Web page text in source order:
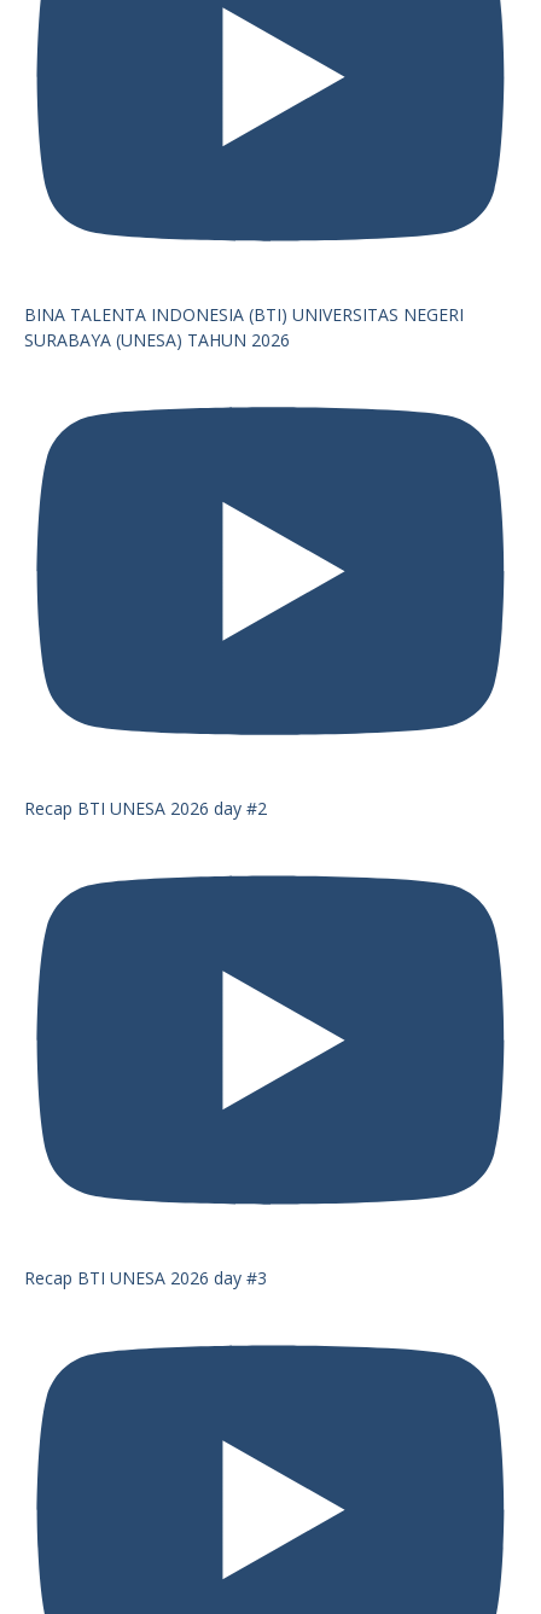
BINA TALENTA INDONESIA (BTI) UNIVERSITAS NEGERI
SURABAYA (UNESA) TAHUN 2026
Recap BTI UNESA 2026 day #2
Recap BTI UNESA 2026 day #3